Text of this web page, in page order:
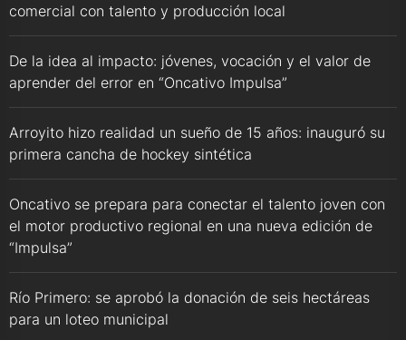
comercial con talento y producción local
De la idea al impacto: jóvenes, vocación y el valor de
aprender del error en “Oncativo Impulsa”
Arroyito hizo realidad un sueño de 15 años: inauguró su
primera cancha de hockey sintética
Oncativo se prepara para conectar el talento joven con
el motor productivo regional en una nueva edición de
“Impulsa”
Río Primero: se aprobó la donación de seis hectáreas
para un loteo municipal